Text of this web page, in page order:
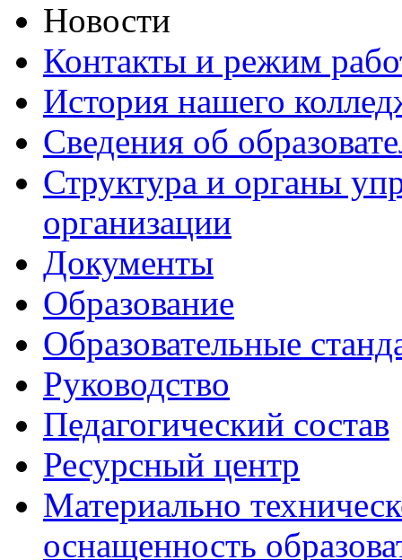
Новости
Контакты и режим
История нашего
Сведения об
Структура и органы
организации
Документы
Образование
Образовательные
Руководство
Педагогический состав
Ресурсный центр
Материально
оснащенность